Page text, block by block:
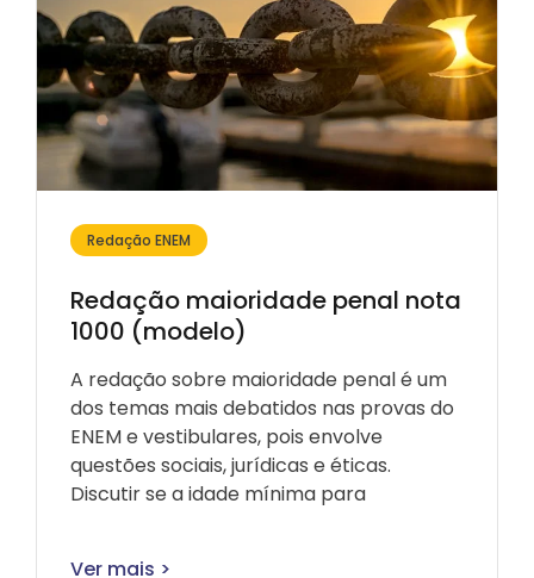
Redação ENEM
Redação maioridade penal nota
1000 (modelo)
A redação sobre maioridade penal é um
dos temas mais debatidos nas provas do
ENEM e vestibulares, pois envolve
questões sociais, jurídicas e éticas.
Discutir se a idade mínima para
Ver mais >